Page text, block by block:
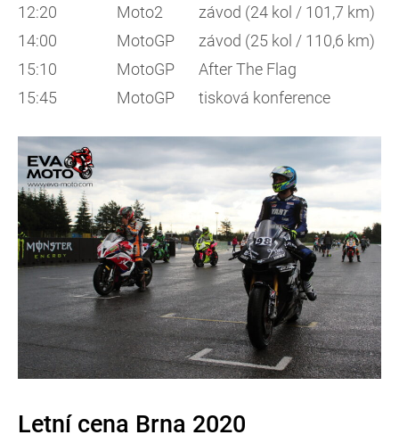
12:20 Moto2
závod (24 kol / 101,7 km)
14:00
MotoGP
závod (25 kol / 110,6 km)
15:10
MotoGP
After The Flag
15:45
MotoGP tisková konference
Letní cena Brna 2020